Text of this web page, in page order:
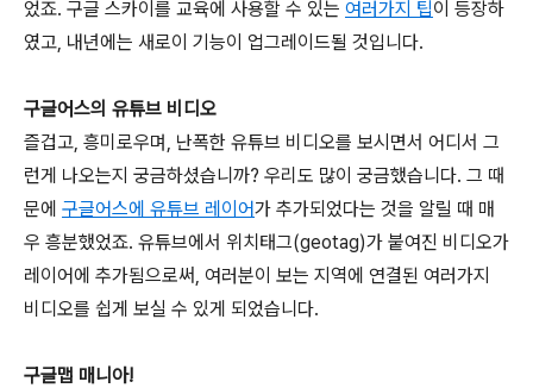
었죠. 구글 스카이를 교육에 사용할 수 있는 여러가지 팁이 등장하
였고, 내년에는 새로이 기능이 업그레이드될 것입니다.
구글어스의 유튜브 비디오
즐겁고, 흥미로우며, 난폭한 유튜브 비디오를 보시면서 어디서 그
런게 나오는지 궁금하셨습니까? 우리도 많이 궁금했습니다. 그 때
문에 구글어스에 유튜브 레이어가 추가되었다는 것을 알릴 때 매
우 흥분했었죠. 유튜브에서 위치태그(geotag)가 붙여진 비디오가
레이어에 추가됨으로써, 여러분이 보는 지역에 연결된 여러가지
비디오를 쉽게 보실 수 있게 되었습니다.
구글맵 매니아!